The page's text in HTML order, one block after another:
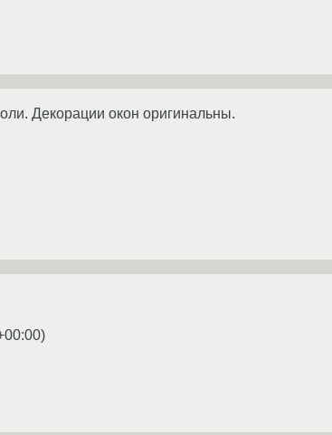
Декорации окон оригинальны.
)